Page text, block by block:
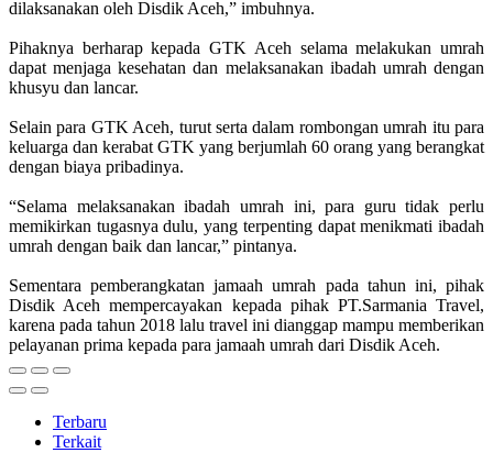
dilaksanakan oleh Disdik Aceh,” imbuhnya.
Pihaknya berharap kepada GTK Aceh selama melakukan umrah
dapat menjaga kesehatan dan melaksanakan ibadah umrah dengan
khusyu dan lancar.
Selain para GTK Aceh, turut serta dalam rombongan umrah itu para
keluarga dan kerabat GTK yang berjumlah 60 orang yang berangkat
dengan biaya pribadinya.
“Selama melaksanakan ibadah umrah ini, para guru tidak perlu
memikirkan tugasnya dulu, yang terpenting dapat menikmati ibadah
umrah dengan baik dan lancar,” pintanya.
Sementara pemberangkatan jamaah umrah pada tahun ini, pihak
Disdik Aceh mempercayakan kepada pihak PT.Sarmania Travel,
karena pada tahun 2018 lalu travel ini dianggap mampu memberikan
pelayanan prima kepada para jamaah umrah dari Disdik Aceh.
Terbaru
Terkait